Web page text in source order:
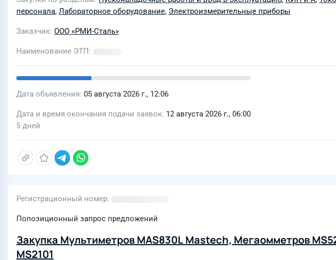
персонала, Лабораторное оборудование, Электроизмерительные приборы
Заказчик ООО «РМИ-Сталь»
Наименование ЭТП
Дата объявления 05 августа 2026 г., 12:06
Дата и время окончания подачи заявок 12 августа 2026 г., 06:00
5 дней
Регистрационный номер
Попозиционный запрос предложений
Закупка Мультиметров MAS830L Mastech, Мегаомметров
MS2101